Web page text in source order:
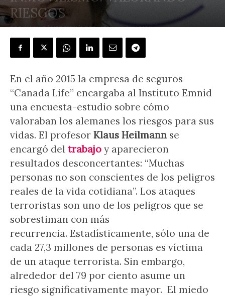
RIESGOS
POR LUIS I. GÓMEZ FERNÁNDEZ - 2 diciembre, 2020
En el año 2015 la empresa de seguros
“Canada Life” encargaba al Instituto Emnid
una encuesta-estudio sobre cómo
valoraban los alemanes los riesgos para sus
vidas. El profesor Klaus Heilmann se
encargó del trabajo y aparecieron
resultados desconcertantes: “Muchas
personas no son conscientes de los peligros
reales de la vida cotidiana”. Los ataques
terroristas son uno de los peligros que se
sobrestiman con más
recurrencia. Estadísticamente, sólo una de
cada 27,3 millones de personas es víctima
de un ataque terrorista. Sin embargo,
alrededor del 79 por ciento asume un
riesgo significativamente mayor. El miedo